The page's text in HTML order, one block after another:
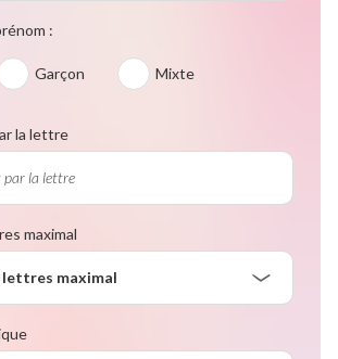
:
Garçon Mixte
la lettre
maximal
lettres maximal